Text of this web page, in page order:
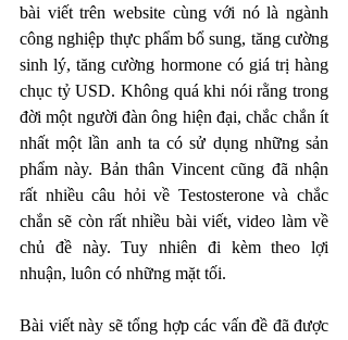
bài viết trên website cùng với nó là ngành
công nghiệp thực phẩm bổ sung, tăng cường
sinh lý, tăng cường hormone có giá trị hàng
chục tỷ USD. Không quá khi nói rằng trong
đời một người đàn ông hiện đại, chắc chắn ít
nhất một lần anh ta có sử dụng những sản
phẩm này. Bản thân Vincent cũng đã nhận
rất nhiều câu hỏi về Testosterone và chắc
chắn sẽ còn rất nhiều bài viết, video làm về
chủ đề này. Tuy nhiên đi kèm theo lợi
nhuận, luôn có những mặt tối.
Bài viết này sẽ tổng hợp các vấn đề đã được